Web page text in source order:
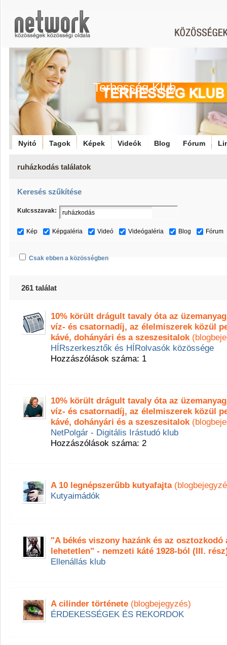
Terhesség Klub
Nyitó Tagok Képek Videók Blog Fórum
ruházkodás találatok
Keresés szűkítése
Kulcsszavak:
Kép Képgaléria Videó Videógaléria Blog Fórum
Csak ebben a közösségben
261 találat
10% körült drágult tavaly óta az
víz- és csatornadíj, az élelmiszerek közül
kávé, dohányári és a szeszesitalok
HÍRszerkesztők és HÍRolvasók közössége
Hozzászólások száma: 1
10% körült drágult tavaly óta az
víz- és csatornadíj, az élelmiszerek közül
kávé, dohányári és a szeszesitalok
NetPolgár - Digitális Irástudó klub
Hozzászólások száma: 2
A 10 legnépszerűbb kutyafajta
Kutyaimádók
"A békés viszony hazánk és az
lehetetlen" - nemzeti káté 1928-ból (III.
Ellenállás klub
A cilinder története (blogbejegyzés)
ÉRDEKESSÉGEK ÉS REKORDOK